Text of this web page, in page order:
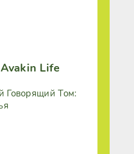
Avakin Life